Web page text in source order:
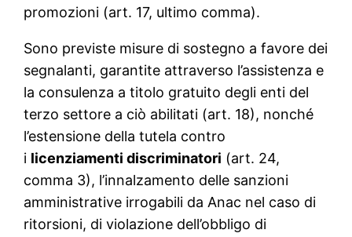
promozioni (art. 17, ultimo comma).
Sono previste misure di sostegno a favore dei
segnalanti, garantite attraverso l’assistenza e
la consulenza a titolo gratuito degli enti del
terzo settore a ciò abilitati (art. 18), nonché
l’estensione della tutela contro
i licenziamenti discriminatori (art. 24,
comma 3), l’innalzamento delle sanzioni
amministrative irrogabili da Anac nel caso di
ritorsioni, di violazione dell’obbligo di